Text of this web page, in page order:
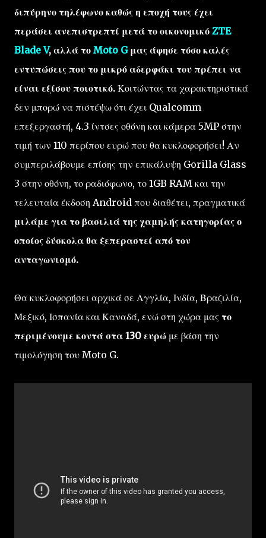
διπύρηνο τηλέφωνο καθώς η εποχή τους έχει
περάσει ανεπιστρεπτί μετά το οικονομικό ZTE
Blade V, αλλά το Moto Gμας άφησε τόσο καλές
εντυπώσεις που το μικρό αδερφάκι του πρέπει να
είναι εξίσου ποιοτικό. Κοιτώντας τα χαρακτηριστικά
δεν μπορώ να πιστέψω ότι έχει Qualcomm
επεξεργαστή, 4.3 ίντσες οθόνη και κάμερα 5MP στην
τιμή των 110 περίπου ευρώ που θα κυκλοφορήσει! Αν
συμπεριλάβουμε επίσης την επικάλυψη Gorilla Glass
3 στην οθόνη, το ραδιόφωνο, το 1GB RAM και την
τελευταία έκδοση Android που διαθέτει, πραγματικά
μιλάμε για το βασιλιά της χαμηλής κατηγορίας ο
οποίος δύσκολα θα ξεπεραστεί από τον
ανταγωνισμό.
Θα κυκλοφορήσει αρχικά σε Αγγλία, Ινδία, Βραζιλία,
Μεξικό, Ισπανία και Καναδά, ενώ στη χώρα μας το
περιμένουμε κοντά στα 130 ευρώ με βάση την
τιμολόγηση του Moto G.